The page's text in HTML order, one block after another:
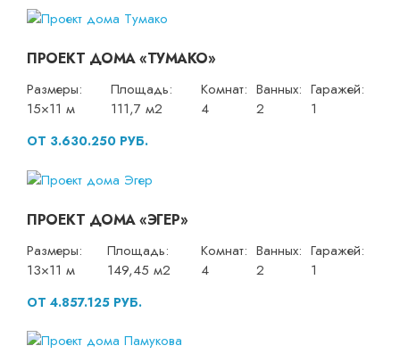
ПРОЕКТ ДОМА «ТУМАКО»
Размеры:
15×11 м
Площадь:
111,7 м2
Комнат:
4
Ванных:
2
Гаражей:
1
ОТ 3.630.250 РУБ.
ПРОЕКТ ДОМА «ЭГЕР»
Размеры:
13×11 м
Площадь:
149,45 м2
Комнат:
4
Ванных:
2
Гаражей:
1
ОТ 4.857.125 РУБ.